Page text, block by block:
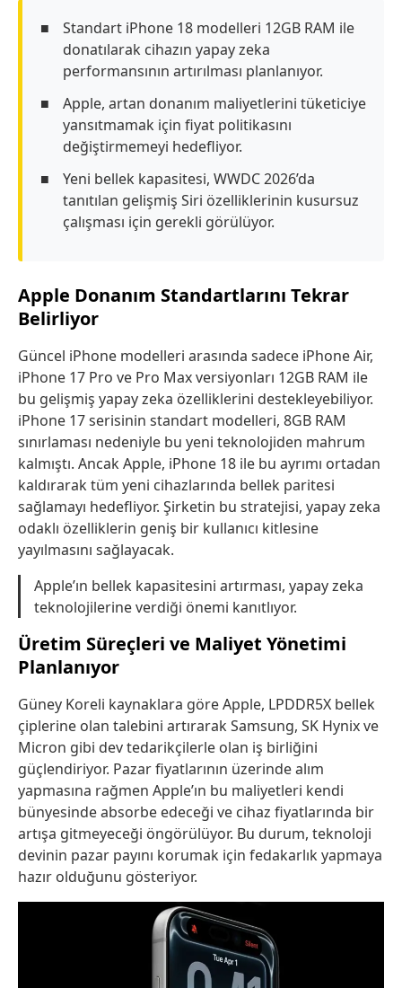
Standart iPhone 18 modelleri 12GB RAM ile
donatılarak cihazın yapay zeka
performansının artırılması planlanıyor.
Apple, artan donanım maliyetlerini tüketiciye
yansıtmamak için fiyat politikasını
değiştirmemeyi hedefliyor.
Yeni bellek kapasitesi, WWDC 2026’da
tanıtılan gelişmiş Siri özelliklerinin kusursuz
çalışması için gerekli görülüyor.
Apple Donanım Standartlarını Tekrar
Belirliyor
Güncel iPhone modelleri arasında sadece iPhone Air,
iPhone 17 Pro ve Pro Max versiyonları 12GB RAM ile
bu gelişmiş yapay zeka özelliklerini destekleyebiliyor.
iPhone 17 serisinin standart modelleri, 8GB RAM
sınırlaması nedeniyle bu yeni teknolojiden mahrum
kalmıştı. Ancak Apple, iPhone 18 ile bu ayrımı ortadan
kaldırarak tüm yeni cihazlarında bellek paritesi
sağlamayı hedefliyor. Şirketin bu stratejisi, yapay zeka
odaklı özelliklerin geniş bir kullanıcı kitlesine
yayılmasını sağlayacak.
Apple’ın bellek kapasitesini artırması, yapay zeka
teknolojilerine verdiği önemi kanıtlıyor.
Üretim Süreçleri ve Maliyet Yönetimi
Planlanıyor
Güney Koreli kaynaklara göre Apple, LPDDR5X bellek
çiplerine olan talebini artırarak Samsung, SK Hynix ve
Micron gibi dev tedarikçilerle olan iş birliğini
güçlendiriyor. Pazar fiyatlarının üzerinde alım
yapmasına rağmen Apple’ın bu maliyetleri kendi
bünyesinde absorbe edeceği ve cihaz fiyatlarında bir
artışa gitmeyeceği öngörülüyor. Bu durum, teknoloji
devinin pazar payını korumak için fedakarlık yapmaya
hazır olduğunu gösteriyor.